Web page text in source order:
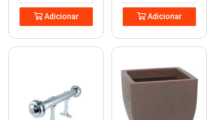
Adicionar Adicionar